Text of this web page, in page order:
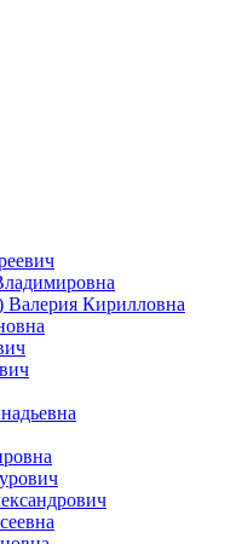
Кирилловна